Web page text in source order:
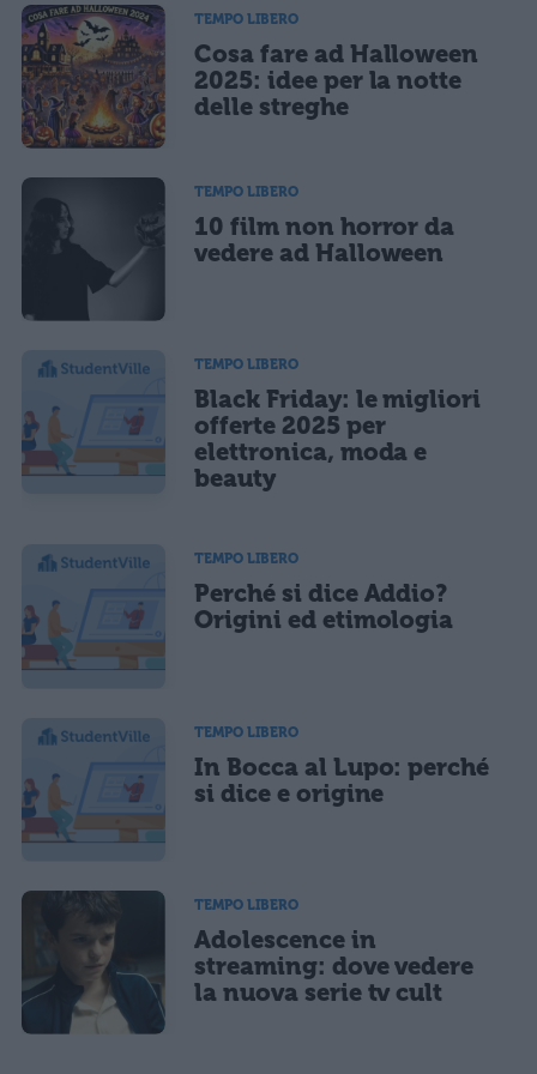
TEMPO LIBERO
Cosa fare ad Halloween
2025: idee per la notte
delle streghe
TEMPO LIBERO
10 film non horror da
vedere ad Halloween
TEMPO LIBERO
Black Friday: le migliori
offerte 2025 per
elettronica, moda e
beauty
TEMPO LIBERO
Perché si dice Addio?
Origini ed etimologia
TEMPO LIBERO
In Bocca al Lupo: perché
si dice e origine
TEMPO LIBERO
Adolescence in
streaming: dove vedere
la nuova serie tv cult